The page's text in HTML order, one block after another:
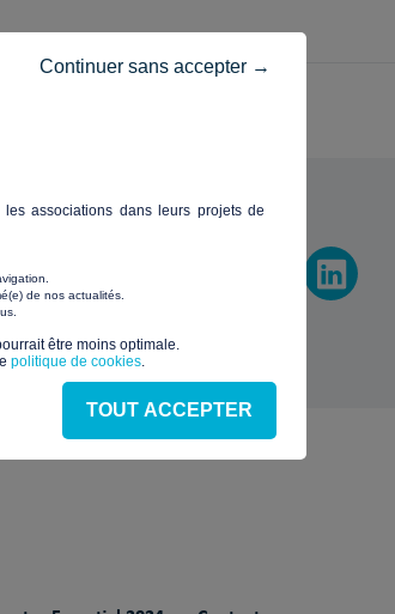
nous
associations dans leurs projets de
de nos actualités.
être moins optimale.​
politique de cookies.
Continuer sans accepter →
TOUT ACCEPTER